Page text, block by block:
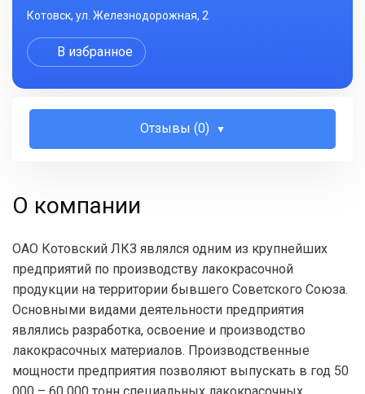
Котовск, ул. Железнодорожная, 2
В избранное
Отзывы (0)
О компании
ОАО Котовский ЛКЗ являлся одним из крупнейших
предприятий по производству лакокрасочной
продукции на территории бывшего Советского Союза.
Основными видами деятельности предприятия
являлись разработка, освоение и производство
лакокрасочных материалов. Производственные
мощности предприятия позволяют выпускать в год 50